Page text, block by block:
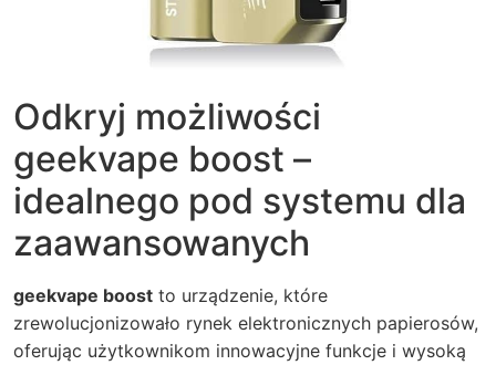
Odkryj możliwości
geekvape boost –
idealnego pod systemu dla
zaawansowanych
geekvape boost to urządzenie, które
zrewolucjonizowało rynek elektronicznych papierosów,
oferując użytkownikom innowacyjne funkcje i wysoką